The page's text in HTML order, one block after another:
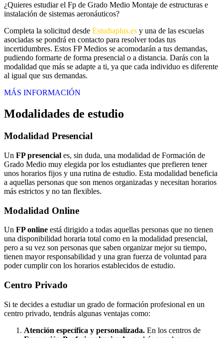
¿Quieres estudiar el Fp de Grado Medio Montaje de estructuras e
instalación de sistemas aeronáuticos?
Completa la solicitud desde Estudiaplus.es y una de las escuelas
asociadas se pondrá en contacto para resolver todas tus
incertidumbres. Estos FP Medios se acomodarán a tus demandas,
pudiendo formarte de forma presencial o a distancia. Darás con la
modalidad que más se adapte a ti, ya que cada individuo es diferente
al igual que sus demandas.
MÁS INFORMACIÓN
Modalidades de estudio
Modalidad Presencial
Un FP presencial es, sin duda, una modalidad de Formación de
Grado Medio muy elegida por los estudiantes que prefieren tener
unos horarios fijos y una rutina de estudio. Esta modalidad beneficia
a aquellas personas que son menos organizadas y necesitan horarios
más estrictos y no tan flexibles.
Modalidad Online
Un FP online está dirigido a todas aquellas personas que no tienen
una disponibilidad horaria total como en la modalidad presencial,
pero a su vez son personas que saben organizar mejor su tiempo,
tienen mayor responsabilidad y una gran fuerza de voluntad para
poder cumplir con los horarios establecidos de estudio.
Centro Privado
Si te decides a estudiar un grado de formación profesional en un
centro privado, tendrás algunas ventajas como:
Atención específica y personalizada. En los centros de